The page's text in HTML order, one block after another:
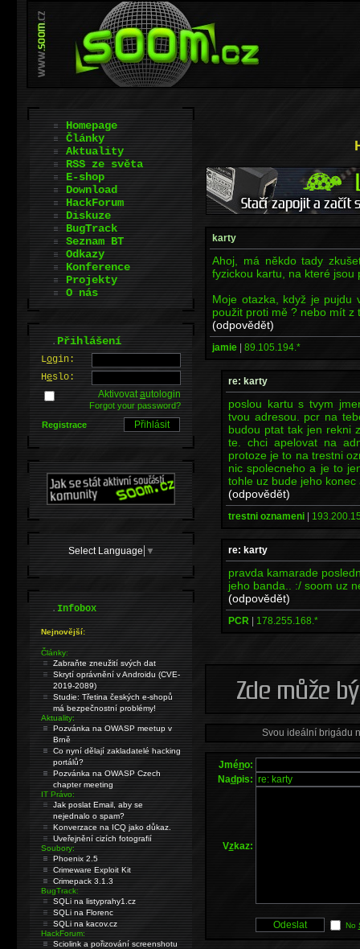
karty
Ahoj, má někdo tady
fyzickou kartu, na které jsou
Moje otazka, když je pujdu
použit proti mě ? nebo mít z
(odpovědět)
jamie | 89.105.194.*
re: karty
poslou kartu s tvym
tvou adresou. pcr na
budou ptat tak jen rekni
te. chci apelovat na
protoze je to na trestni
nic spolecneho a je to
tohle uz bude jeho konec
(odpovědět)
trestni oznameni |
re: karty
pravda kamarade
jeho banda.. :/ soom uz
(odpovědět)
PCR | 178.255.168.*
Svou ideální brigádu
Jméno:
Nadpis:
Vzkaz:
No
Homepage
Články
Aktuality
RSS ze světa
E-shop
Download
HackForum
Diskuze
BugTrack
Seznam BT
Odkazy
Konference
Projekty
O nás
.Přihlášení
Login:
Heslo:
Aktivovatautologin
Forgot your password?
Registrace
Select Language ▼
.Infobox
Nejnovější:
Články:
Zabraňte zneužití svých dat
Skrytí oprávnění v Androidu (CVE-
2019-2089)
Studie: Třetina českých e-shopů
má bezpečnostní problémy!
Aktuality:
Pozvánka na OWASP meetup v
Brně
Co nyní dělají zakladatelé hacking
portálů?
Pozvánka na OWASP Czech
chapter meeting
IT Právo:
Jak poslat Email, aby se
nejednalo o spam?
Konverzace na ICQ jako důkaz.
Uveřejnění cizích fotografií
Soubory:
Phoenix 2.5
Crimeware Exploit Kit
Crimepack 3.1.3
BugTrack:
SQLi na listyprahy1.cz
SQLi na Florenc
SQLi na kacov.cz
HackForum:
Sciolink a pořizování screenshotu